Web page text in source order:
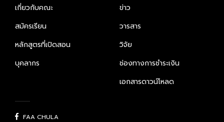
เกี่ยวกับคณะ
สมัครเรียน
หลักสูตรที่เปิดสอน
บุคลากร
ข่าว
วารสาร
วิจัย
ช่องทางการชำระเงิน
เอกสารดาวน์โหลด
FAA CHULA